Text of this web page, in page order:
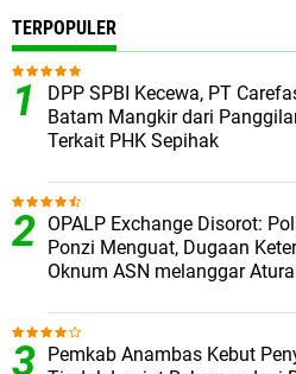
TERPOPULER
DPP SPBI Kecewa, PT
Batam Mangkir dari
Terkait PHK Sepihak
OPALP Exchange Disorot:
Ponzi Menguat, Dugaan
Oknum ASN melanggar
Pemkab Anambas Kebut